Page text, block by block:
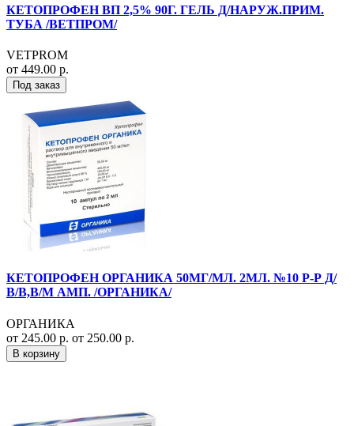
КЕТОПРОФЕН ВП 2,5% 90Г. ГЕЛЬ Д/НАРУЖ.ПРИМ.
ТУБА /ВЕТПРОМ/
VETPROM
от 449.00 р.
Под заказ
КЕТОПРОФЕН ОРГАНИКА 50МГ/МЛ. 2МЛ. №10 Р-Р Д/
В/В,В/М АМП. /ОРГАНИКА/
ОРГАНИКА
от 245.00 р. от 250.00 р.
В корзину